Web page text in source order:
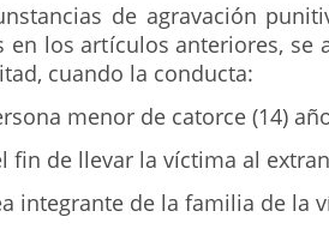
de agravación
en los artículos anteriores, se
cuando la conducta:
menor de catorce (14)
fin de llevar la víctima al
integrante de la familia de la